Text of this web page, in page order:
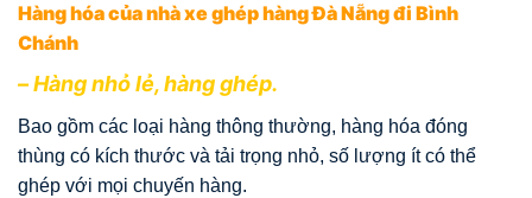
Hàng hóa của nhà xe ghép hàng Đà Nẵng đi Bình
Chánh
– Hàng nhỏ lẻ, hàng ghép.
Bao gồm các loại hàng thông thường, hàng hóa đóng
thùng có kích thước và tải trọng nhỏ, số lượng ít có thể
ghép với mọi chuyến hàng.